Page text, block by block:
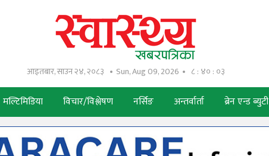
आइतबार, साउन २४, २०८३ Sun, Aug 09, 2026 ८ : ४० : ०४
मल्टिमिडिया विचार/विश्लेषण नर्सिङ अन्तर्वार्ता ब्रेन एन्ड ब्युटी